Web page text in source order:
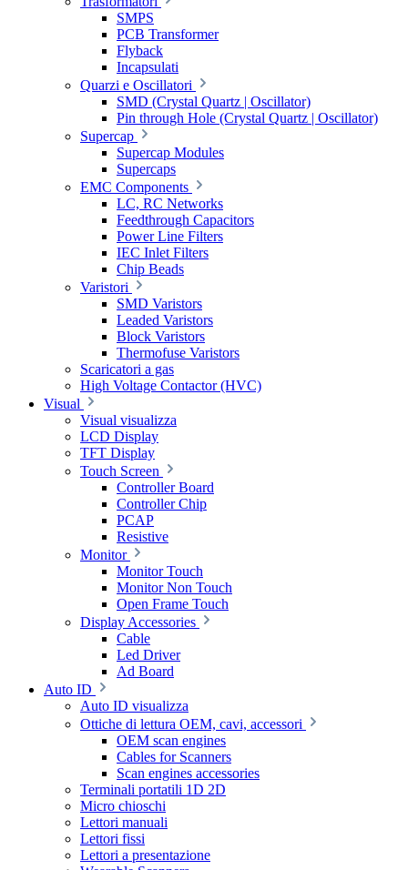
SMPS
PCB Transformer
Flyback
Incapsulati
Quarzi e Oscillatori
SMD (Crystal Quartz | Oscillator)
Pin through Hole (Crystal Quartz | Oscillator)
Supercap
Supercap Modules
Supercaps
EMC Components
LC, RC Networks
Feedthrough Capacitors
Power Line Filters
IEC Inlet Filters
Chip Beads
Varistori
SMD Varistors
Leaded Varistors
Block Varistors
Thermofuse Varistors
Scaricatori a gas
High Voltage Contactor (HVC)
Visual
Visual visualizza
LCD Display
TFT Display
Touch Screen
Controller Board
Controller Chip
PCAP
Resistive
Monitor
Monitor Touch
Monitor Non Touch
Open Frame Touch
Display Accessories
Cable
Led Driver
Ad Board
Auto ID
Auto ID visualizza
Ottiche di lettura OEM, cavi, accessori
OEM scan engines
Cables for Scanners
Scan engines accessories
Terminali portatili 1D 2D
Micro chioschi
Lettori manuali
Lettori fissi
Lettori a presentazione